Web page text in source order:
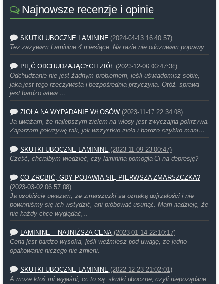
Najnowsze recenzje i opinie
SKUTKI UBOCZNE LAMININE (2024-04-13 16:40:57)
Też zażywam Laminine 4 miesiące. Na razie nie odczuwam poprawy.
PIĘĆ ODCHUDZAJĄCYCH ZIÓŁ (2023-12-06 06:47:38)
Odchudzanie nie jest żadnym problemem, jeśli uświadomisz sobie,
jaka jest tego rzeczywista i bezpośrednia przyczyna. Otóż, sprawa
jest bardzo łatwa.…
ZIOŁA NA WYPADANIE WŁOSÓW (2023-11-17 22:34:08)
Ja uważam, że najlepszym zielem na włosy jest zwyczajna pokrzywa.
Zaparzam pokrzywę tak, jak wszystkie zioła i bardzo szybko mam…
SKUTKI UBOCZNE LAMININE (2023-11-09 23:00:47)
Cześć, chciałbym wiedzieć, czy laminina pomogła Ci na depresję?
CO ZROBIĆ, GDY POJAWIA SIĘ PIERWSZA ZMARSZCZKA?
(2023-03-02 06:57:08)
Ja osobiście uważam, że zmarszczki są oznaką dojrzałości i nie
powinniśmy się ich wstydzić, ani próbować usunąć. Mam nadzieję, że
nie każdy chce wyglądać,…
LAMININE – NAJNIŻSZA CENA (2023-01-14 22:10:17)
Cena jest bardzo wysoka, jeśli weźmiesz pod uwagę, że jedno
opakowanie niczego nie zmieni.
SKUTKI UBOCZNE LAMININE (2022-12-23 21:02:01)
A może ktoś mi wyjaśni, co to są skutki uboczne, czyli niepożądane